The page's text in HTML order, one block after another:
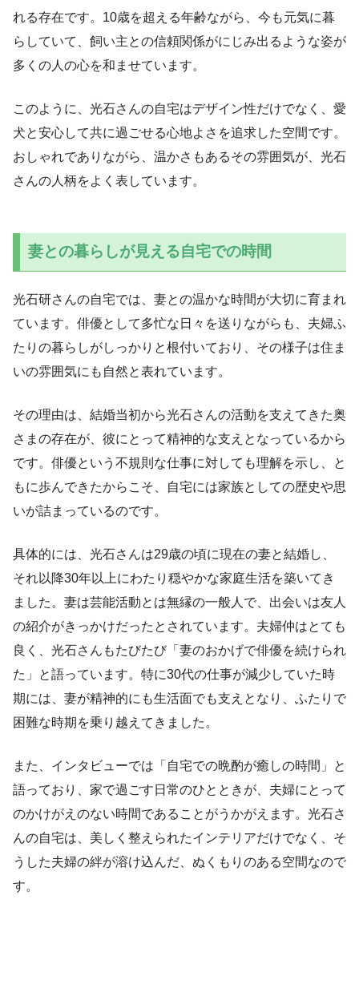
れる存在です。10歳を超える年齢ながら、今も元気に暮
らしていて、飼い主との信頼関係がにじみ出るような姿が
多くの人の心を和ませています。
このように、光石さんの自宅はデザイン性だけでなく、愛
犬と安心して共に過ごせる心地よさを追求した空間です。
おしゃれでありながら、温かさもあるその雰囲気が、光石
さんの人柄をよく表しています。
妻との暮らしが見える自宅での時間
光石研さんの自宅では、妻との温かな時間が大切に育まれ
ています。俳優として多忙な日々を送りながらも、夫婦ふ
たりの暮らしがしっかりと根付いており、その様子は住ま
いの雰囲気にも自然と表れています。
その理由は、結婚当初から光石さんの活動を支えてきた奥
さまの存在が、彼にとって精神的な支えとなっているから
です。俳優という不規則な仕事に対しても理解を示し、と
もに歩んできたからこそ、自宅には家族としての歴史や思
いが詰まっているのです。
具体的には、光石さんは29歳の頃に現在の妻と結婚し、
それ以降30年以上にわたり穏やかな家庭生活を築いてき
ました。妻は芸能活動とは無縁の一般人で、出会いは友人
の紹介がきっかけだったとされています。夫婦仲はとても
良く、光石さんもたびたび「妻のおかげで俳優を続けられ
た」と語っています。特に30代の仕事が減少していた時
期には、妻が精神的にも生活面でも支えとなり、ふたりで
困難な時期を乗り越えてきました。
また、インタビューでは「自宅での晩酌が癒しの時間」と
語っており、家で過ごす日常のひとときが、夫婦にとって
のかけがえのない時間であることがうかがえます。光石さ
んの自宅は、美しく整えられたインテリアだけでなく、そ
うした夫婦の絆が溶け込んだ、ぬくもりのある空間なので
す。